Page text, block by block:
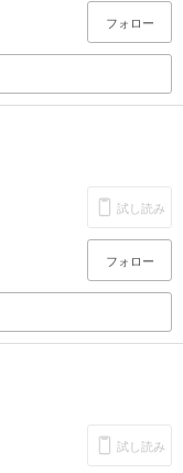
フォロー
試し読み
フォロー
試し読み